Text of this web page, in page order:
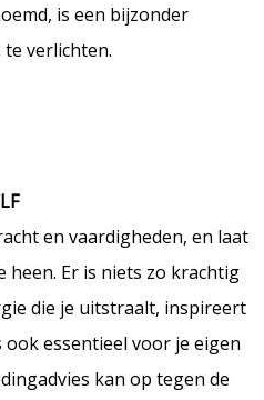
is een bijzonder
verlichten.
en vaardigheden, en laat
heen. Er is niets zo krachtig
die je uitstraalt, inspireert
essentieel voor je eigen
kan op tegen de